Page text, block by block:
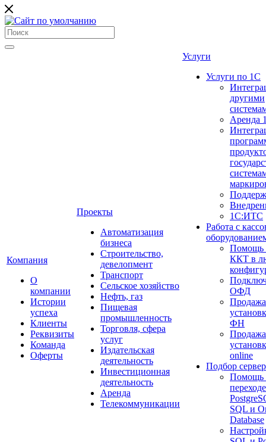
Компания
О
компании
Истории
успеха
Клиенты
Реквизиты
Команда
Оферты
Проекты
Автоматизация
бизнеса
Строительство,
девелопмент
Транспорт
Сельское хозяйство
Нефть, газ
Пищевая
промышленность
Торговля, сфера
услуг
Издательская
деятельность
Инвестиционная
деятельность
Аренда
Телекоммуникации
Услуги
Услуги по 1С
другими
Аренда
1С:ИТС
Работа с
Помощь
ККТ в
ОФД
ФН
online
Подбор
Помощь
SQL и
Database